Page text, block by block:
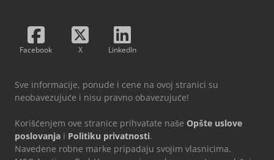
Facebook X LinkedIn
Sve informacije, ponude i cene na ovoj stranici su
neobavezujuće i nisu pravno obavezujuće!
Korišćenjem ove stranice prihvatate naše Opšte uslove
poslovanja i Politiku privatnosti.
Navedene robne marke pripadaju svojim vlasnicima.